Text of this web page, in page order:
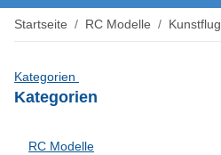
Startseite RC Modelle Kunstflug
Kategorien
Kategorien
RC Modelle